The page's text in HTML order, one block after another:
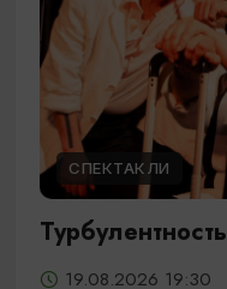
СПЕКТАКЛИ
Турбулентность
19.08.2026 19:30